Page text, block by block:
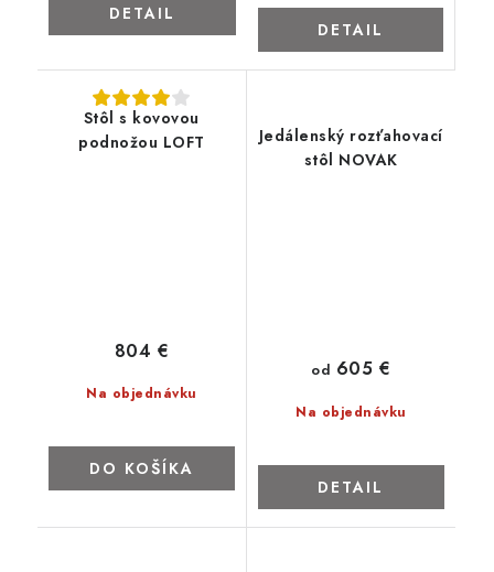
DETAIL
DETAIL
Stôl s kovovou
podnožou LOFT
Na objednávku
804 €
DO KOŠÍKA
Jedálenský rozťahovací
stôl NOVAK
Na objednávku
od 605 €
DETAIL